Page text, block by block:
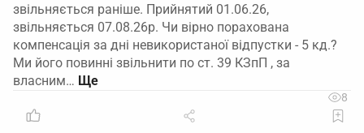
звільняється раніше. Прийнятий 01.06.26,
звільняється 07.08.26р. Чи вірно порахована
компенсація за дні невикористаної відпустки - 5 кд.?
Ми його повинні звільнити по ст. 39 КЗпП , за
власним…
8